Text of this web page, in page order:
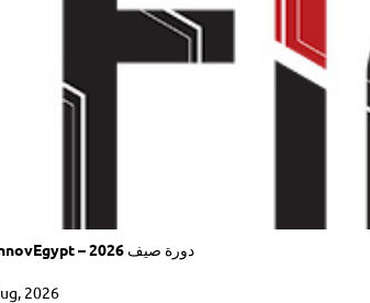
برنامج InnovEgypt – دورة صيف 2026
2026